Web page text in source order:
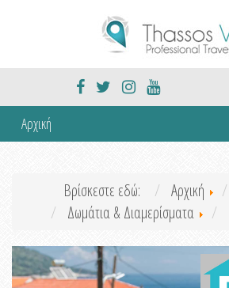
Αρχική
Βρίσκεστε εδώ: Αρχική
Δωμάτια & Διαμερίσματα